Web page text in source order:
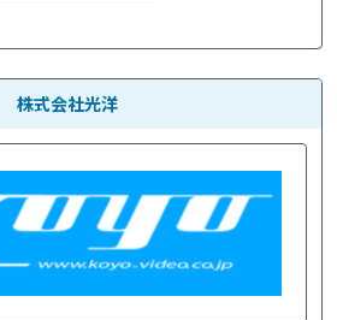
株式会社光洋